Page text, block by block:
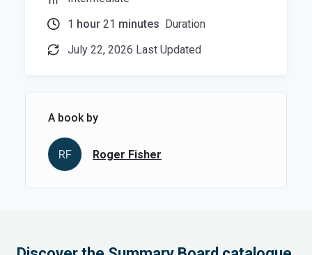
1 hour 21 minutes
Duration
July 22, 2026 Last Updated
A book by
RF Roger Fisher